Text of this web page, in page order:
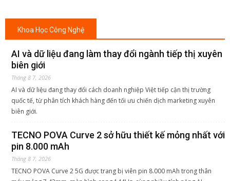
Khoa Học Công Nghệ
AI và dữ liệu đang làm thay đổi ngành tiếp thị xuyên
biên giới
Tháng 8 7, 2026
AI và dữ liệu đang thay đổi cách doanh nghiệp Việt tiếp cận thị trường
quốc tế, từ phân tích khách hàng đến tối ưu chiến dịch marketing xuyên
biên giới.
TECNO POVA Curve 2 sở hữu thiết kế mỏng nhất với
pin 8.000 mAh
Tháng 8 7, 2026
TECNO POVA Curve 2 5G được trang bị viên pin 8.000 mAh trong thân